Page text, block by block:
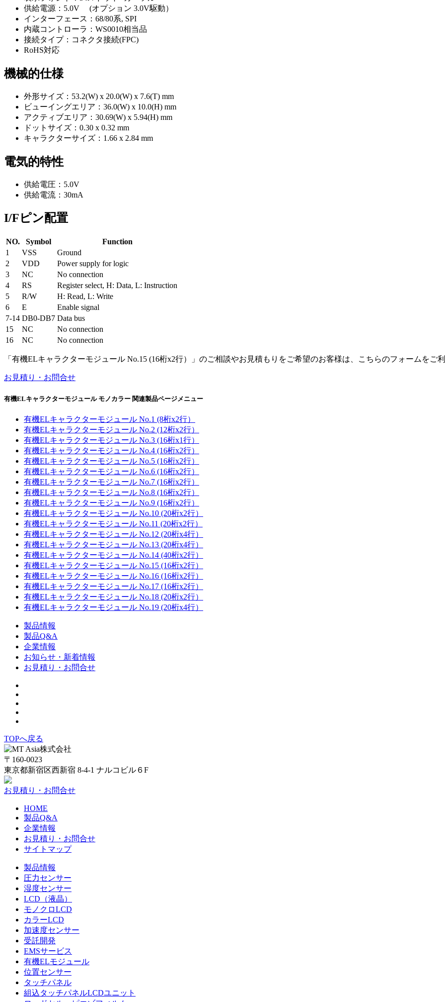
供給電源：5.0V (オプション 3.0V駆動）
インターフェース：68/80系, SPI
内蔵コントローラ：WS0010相当品
接続タイプ：コネクタ接続(FPC)
RoHS対応
機械的仕様
外形サイズ：53.2(W) x 20.0(W) x 7.6(T) mm
ビューイングエリア：36.0(W) x 10.0(H) mm
アクティブエリア：30.69(W) x 5.94(H) mm
ドットサイズ：0.30 x 0.32 mm
キャラクターサイズ：1.66 x 2.84 mm
電気的特性
供給電圧：5.0V
供給電流：30mA
I/Fピン配置
NO. Symbol
Function
1
VSS
Ground
2
VDD
Power supply for logic
3
NC
No connection
4
RS
Register select, H: Data, L: Instruction
5
R/W
H: Read, L: Write
6
E
Enable signal
7-14 DB0-DB7 Data bus
15
NC
No connection
16
NC No connection
「有機ELキャラクターモジュール No.15 (16桁x2行）」のご相談やお見積もりをご希望のお客様は、こちらのフォームをご利
お見積り・お問合せ
有機ELキャラクターモジュール モノカラー 関連製品ページメニュー
有機ELキャラクターモジュール No.1 (8桁x2行）
有機ELキャラクターモジュール No.2 (12桁x2行）
有機ELキャラクターモジュール No.3 (16桁x1行）
有機ELキャラクターモジュール No.4 (16桁x2行）
有機ELキャラクターモジュール No.5 (16桁x2行）
有機ELキャラクターモジュール No.6 (16桁x2行）
有機ELキャラクターモジュール No.7 (16桁x2行）
有機ELキャラクターモジュール No.8 (16桁x2行）
有機ELキャラクターモジュール No.9 (16桁x2行）
有機ELキャラクターモジュール No.10 (20桁x2行）
有機ELキャラクターモジュール No.11 (20桁x2行）
有機ELキャラクターモジュール No.12 (20桁x4行）
有機ELキャラクターモジュール No.13 (20桁x4行）
有機ELキャラクターモジュール No.14 (40桁x2行）
有機ELキャラクターモジュール No.15 (16桁x2行）
有機ELキャラクターモジュール No.16 (16桁x2行）
有機ELキャラクターモジュール No.17 (16桁x2行）
有機ELキャラクターモジュール No.18 (20桁x2行）
有機ELキャラクターモジュール No.19 (20桁x4行）
製品情報
製品Q&A
企業情報
お知らせ・新着情報
お見積り・お問合せ
TOPへ戻る
〒160-0023
東京都新宿区西新宿 8-4-1 ナルコビル６F
お見積り・お問合せ
HOME
製品Q&A
企業情報
お見積り・お問合せ
サイトマップ
製品情報
圧力センサー
湿度センサー
LCD（液晶）
モノクロLCD
カラーLCD
加速度センサー
受託開発
EMSサービス
有機ELモジュール
位置センサー
タッチパネル
組込タッチパネルLCDユニット